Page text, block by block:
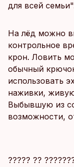
для всей
На лёд можно
контрольное
крон. Ловить
обычный
использовать
наживки,
Выбывшую из
возможности,
????? ??